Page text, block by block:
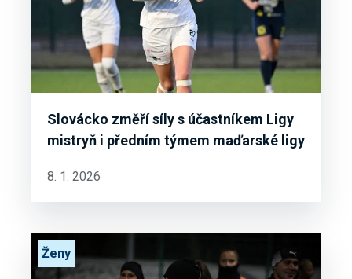
Slovácko změří síly s účastníkem Ligy
mistryň i předním týmem maďarské ligy
8. 1. 2026
Ženy